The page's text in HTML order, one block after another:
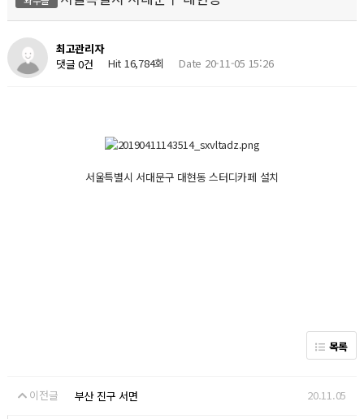
최고관리자
댓글 0건
Hit 16,784회 Date 20-11-05 15:26
서울특별시 서대문구 대현동 스터디카페 설치
목록
이전글 부산 진구 서면 20.11.05